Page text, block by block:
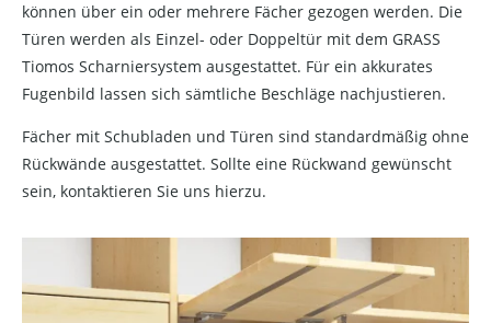
können über ein oder mehrere Fächer gezogen werden. Die
Türen werden als Einzel- oder Doppeltür mit dem GRASS
Tiomos Scharniersystem ausgestattet. Für ein akkurates
Fugenbild lassen sich sämtliche Beschläge nachjustieren.
Fächer mit Schubladen und Türen sind standardmäßig ohne
Rückwände ausgestattet. Sollte eine Rückwand gewünscht
sein, kontaktieren Sie uns hierzu.